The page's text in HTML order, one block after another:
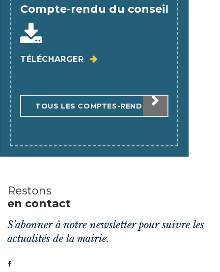
Compte-rendu du conseil
TÉLÉCHARGER
TOUS LES COMPTES-RENDUS
Restons
en contact
S'abonner à notre newsletter pour suivre les
actualités de la mairie.